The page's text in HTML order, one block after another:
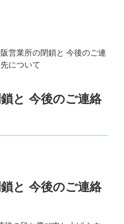
営業所の閉鎖と 今後のご連
について
と 今後のご連絡
と 今後のご連絡